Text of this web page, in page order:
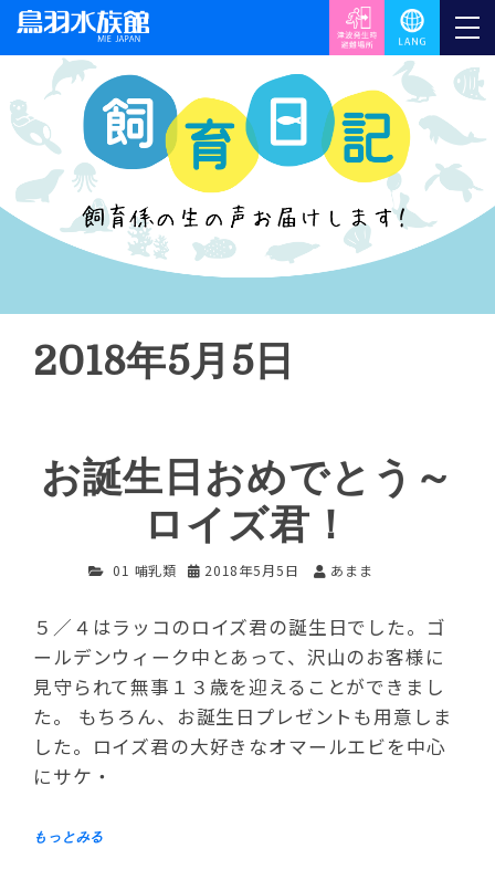
2018年5月5日
お誕生日おめでとう～
ロイズ君！
01 哺乳類 2018年5月5日 あまま
５／４はラッコのロイズ君の誕生日でした。ゴ
ールデンウィーク中とあって、沢山のお客様に
見守られて無事１３歳を迎えることができまし
た。 もちろん、お誕生日プレゼントも用意しま
した。ロイズ君の大好きなオマールエビを中心
にサケ・